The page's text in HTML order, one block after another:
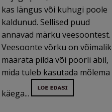
kas längus või kuhugi poole
kaldunud. Sellised puud
annavad märku veesoontest.
Veesoonte võrku on võimalik
määrata pilda või pöörli abil,
mida tuleb kasutada mõlema
käega...